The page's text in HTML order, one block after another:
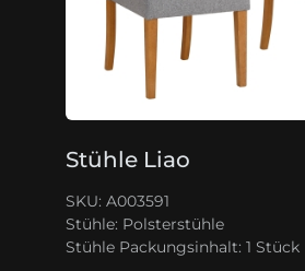
Stühle Liao
SKU: A003591
Stühle: Polsterstühle
Stühle Packungsinhalt: 1 Stück